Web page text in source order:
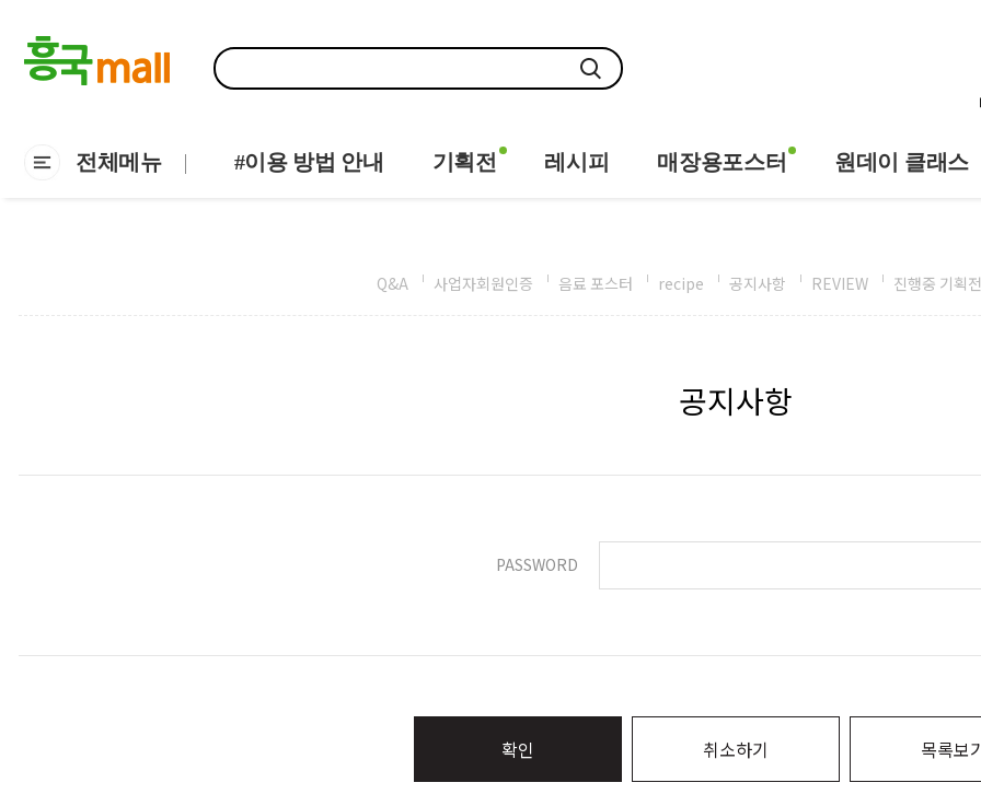
전체메뉴 #이용 방법 안내 기획전 레시피 매장용포스터 원데이 클래스
Q&A 사업자회원인증 음료 포스터 recipe 공지사항 REVIEW 진행중 기획전
공지사항
PASSWORD
확인 취소하기 목록보